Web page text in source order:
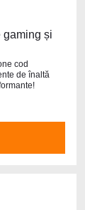
gaming și
cod
de înaltă